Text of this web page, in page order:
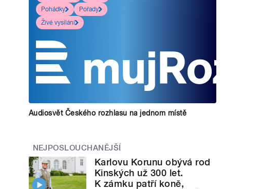
Pohádky
Pořady
Živé vysílání
Audiosvět Českého rozhlasu na jednom místě
NEJPOSLOUCHANĚJŠÍ
Karlovu Korunu obývá rod
Kinských už 300 let.
K zámku patří koně,